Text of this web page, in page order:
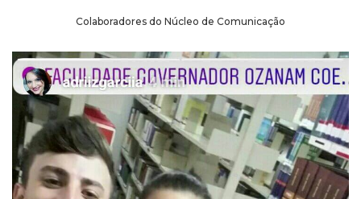
Colaboradores do Núcleo de Comunicação